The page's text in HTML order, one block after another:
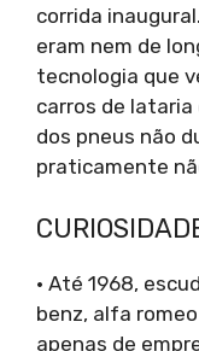
corrida
eram nem de
tecnologia que
carros de lataria
dos pneus não
praticamente
· Até 1968,
benz, alfa
apenas de